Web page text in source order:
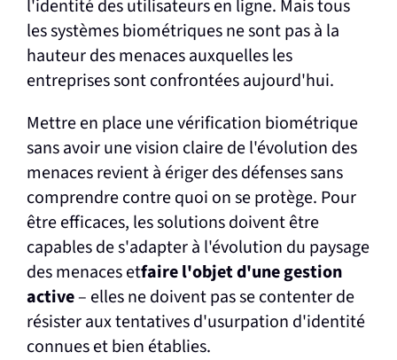
l'identité des utilisateurs en ligne. Mais tous
les systèmes biométriques ne sont pas à la
hauteur des menaces auxquelles les
entreprises sont confrontées aujourd'hui.
Mettre en place une vérification biométrique
sans avoir une vision claire de l'évolution des
menaces revient à ériger des défenses sans
comprendre contre quoi on se protège. Pour
être efficaces, les solutions doivent être
capables de s'adapter à l'évolution du paysage
des menaces etfaire l'objet d'une gestion
active– elles ne doivent pas se contenter de
résister aux tentatives d'usurpation d'identité
connues et bien établies.